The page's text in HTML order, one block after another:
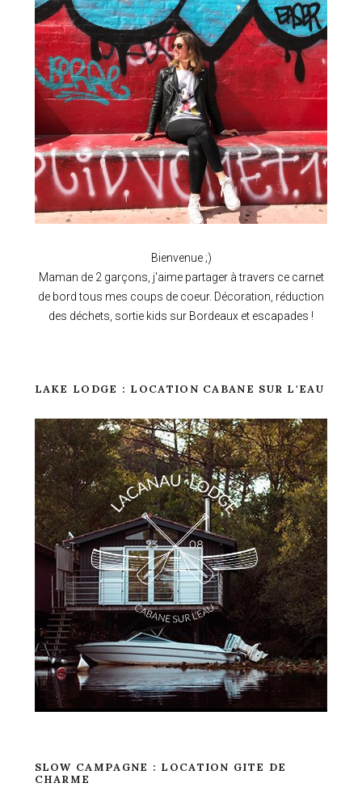
Bienvenue ;)
Maman de 2 garçons, j'aime partager à travers ce carnet
de bord tous mes coups de coeur. Décoration, réduction
des déchets, sortie kids sur Bordeaux et escapades !
LAKE LODGE : LOCATION CABANE SUR L'EAU
SLOW CAMPAGNE : LOCATION GITE DE
CHARME